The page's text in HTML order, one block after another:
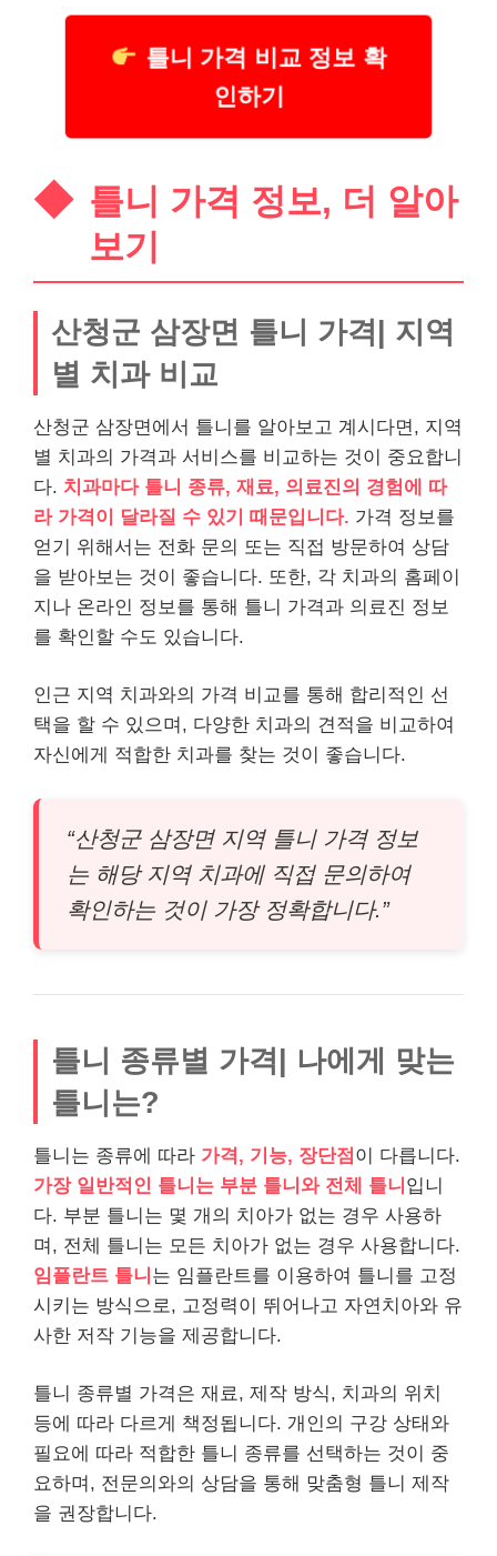
틀니 가격 비교 정보 확
인하기
틀니 가격 정보, 더 알아
보기
산청군 삼장면 틀니 가격| 지역
별 치과 비교
산청군 삼장면에서 틀니를 알아보고 계시다면, 지역
별 치과의 가격과 서비스를 비교하는 것이 중요합니
다. 치과마다 틀니 종류, 재료, 의료진의 경험에 따
라 가격이 달라질 수 있기 때문입니다. 가격 정보를
얻기 위해서는 전화 문의 또는 직접 방문하여 상담
을 받아보는 것이 좋습니다. 또한, 각 치과의 홈페이
지나 온라인 정보를 통해 틀니 가격과 의료진 정보
를 확인할 수도 있습니다.
인근 지역 치과와의 가격 비교를 통해 합리적인 선
택을 할 수 있으며, 다양한 치과의 견적을 비교하여
자신에게 적합한 치과를 찾는 것이 좋습니다.
“산청군 삼장면 지역 틀니 가격 정보
는 해당 지역 치과에 직접 문의하여
확인하는 것이 가장 정확합니다.”
틀니 종류별 가격| 나에게 맞는
틀니는?
틀니는 종류에 따라 가격, 기능, 장단점 이 다릅니다.
가장 일반적인 틀니는 부분 틀니와 전체 틀니 입니
다. 부분 틀니는 몇 개의 치아가 없는 경우 사용하
며, 전체 틀니는 모든 치아가 없는 경우 사용합니다.
임플란트 틀니 는 임플란트를 이용하여 틀니를 고정
시키는 방식으로, 고정력이 뛰어나고 자연치아와 유
사한 저작 기능을 제공합니다.
틀니 종류별 가격은 재료, 제작 방식, 치과의 위치
등에 따라 다르게 책정됩니다. 개인의 구강 상태와
필요에 따라 적합한 틀니 종류를 선택하는 것이 중
요하며, 전문의와의 상담을 통해 맞춤형 틀니 제작
을 권장합니다.